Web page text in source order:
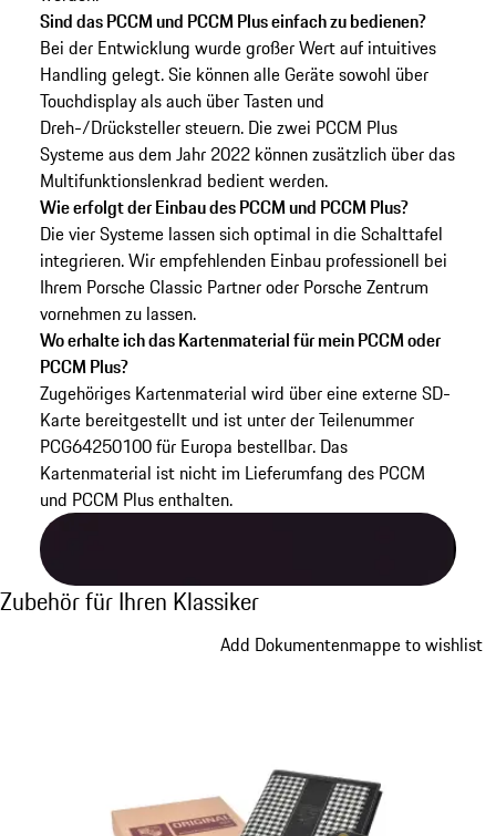
Sind das PCCM und PCCM Plus einfach zu bedienen?
Bei der Entwicklung wurde großer Wert auf intuitives
Handling gelegt. Sie können alle Geräte sowohl über
Touchdisplay als auch über Tasten und
Dreh-/Drücksteller steuern. Die zwei PCCM Plus
Systeme aus dem Jahr 2022 können zusätzlich über das
Multifunktionslenkrad bedient werden.
Wie erfolgt der Einbau des PCCM und PCCM Plus?
Die vier Systeme lassen sich optimal in die Schalttafel
integrieren. Wir empfehlenden Einbau professionell bei
Ihrem Porsche Classic Partner oder Porsche Zentrum
vornehmen zu lassen.
Wo erhalte ich das Kartenmaterial für mein PCCM oder
PCCM Plus?
Zugehöriges Kartenmaterial wird über eine externe SD-
Karte bereitgestellt und ist unter der Teilenummer
PCG64250100 für Europa bestellbar. Das
Kartenmaterial ist nicht im Lieferumfang des PCCM
und PCCM Plus enthalten.
Zubehör für Ihren Klassiker
Zubehör für Ihren Klassiker
Add Dokumentenmappe to wishlist